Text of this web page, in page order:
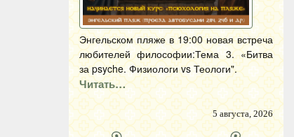
Энгельском пляже в 19:00 новая встреча
любителей философии:Тема 3. «Битва
за psyche. Физиологи vs Теологи".
Читать…
5 августа, 2026